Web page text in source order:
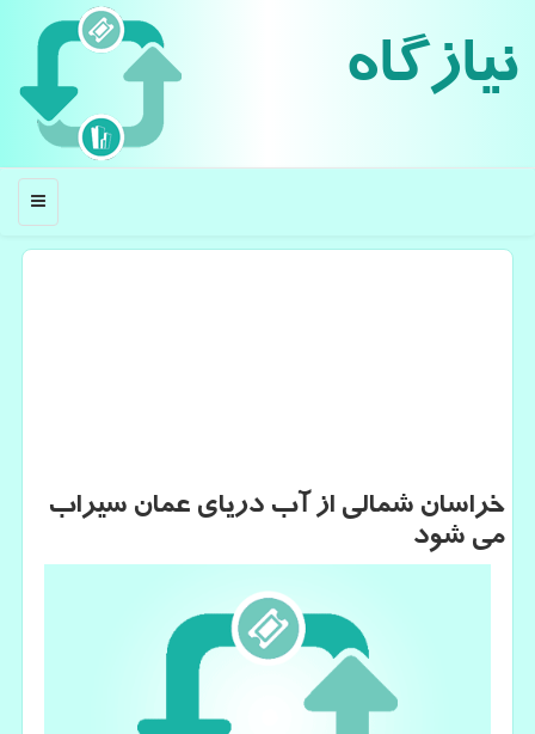
نیازگاه
منو
خراسان شمالی از آب دریای عمان سیراب
می شود